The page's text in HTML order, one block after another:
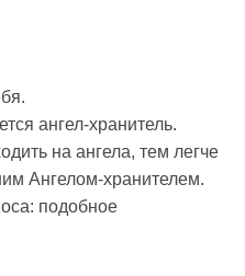
ангел-хранитель.
на ангела, тем легче
Ангелом-хранителем.
подобное